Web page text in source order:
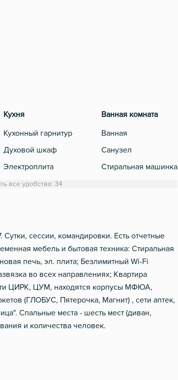
Кухня
Кухонный гарнитур
Духовой шкаф
Электроплита
Холодильник
Электрический чайник
Посуда
Столовые приборы
Ванная комната
Ванная
Санузел
Стиральная машинка
все удобства: 34
сессии, командировки. Есть отчетные
мебель и бытовая техника: Стиральная
печь, эл. плита; Безлимитный Wi-Fi
во всех направлениях; Квартира
ЦИРК, ЦУМ, находятся корпусы МФЮА,
(ГЛОБУС, Пятерочка, Магнит) , сети аптек,
Спальные места - шесть мест (диван,
и количества человек.